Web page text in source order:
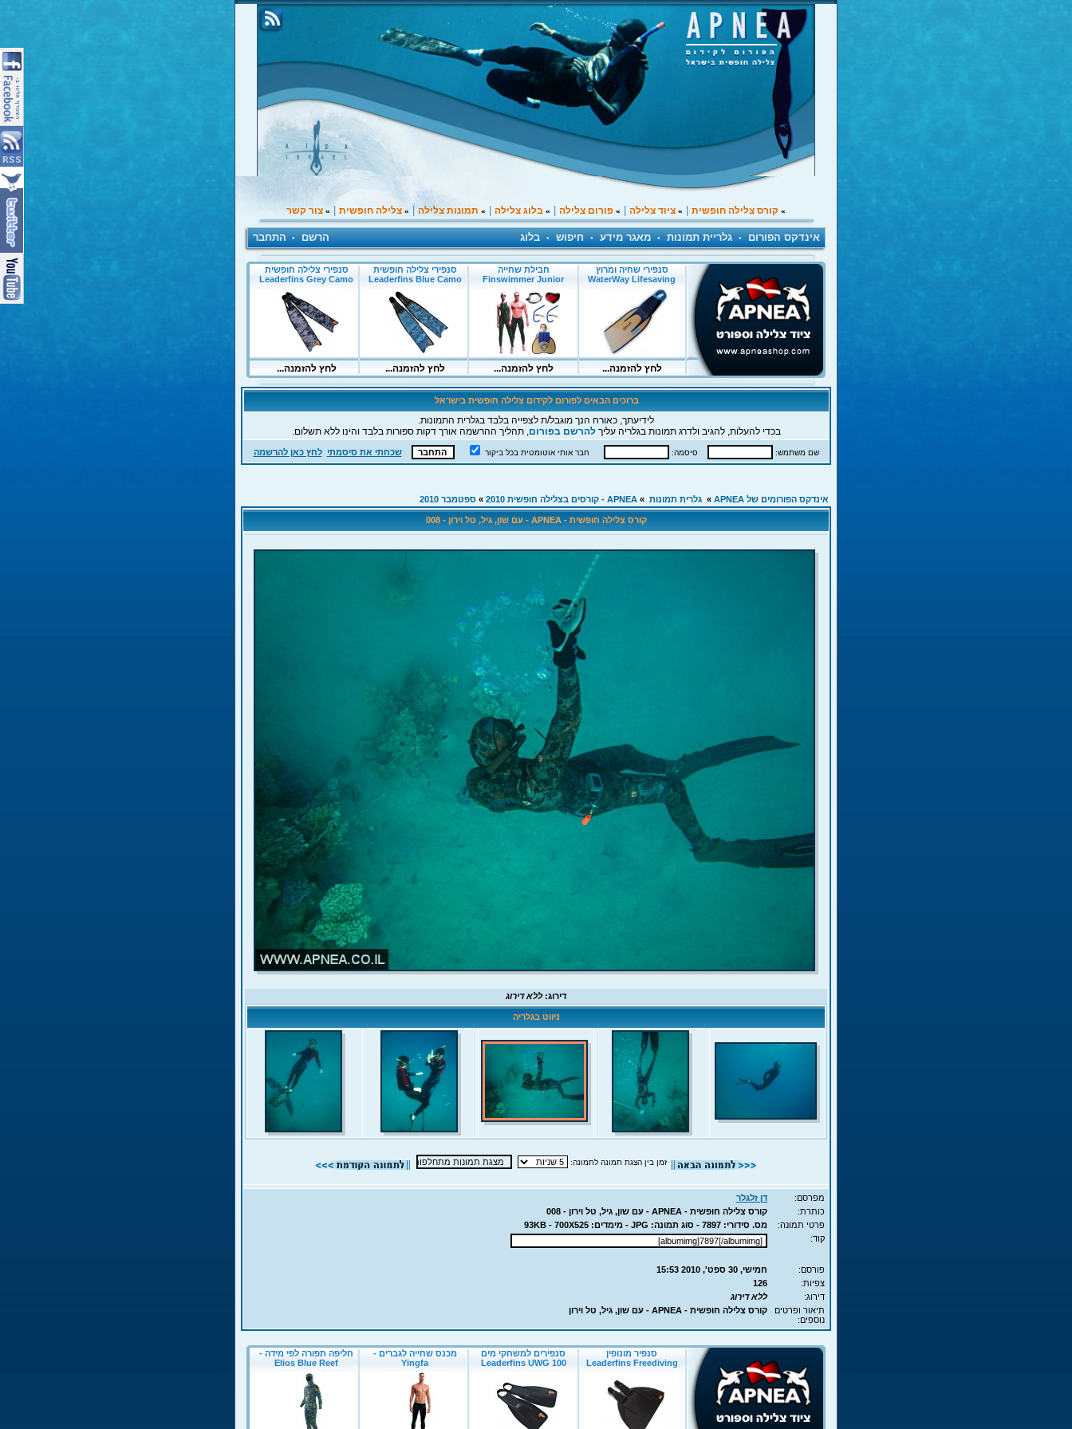
» קורס צלילה חופשית |
» ציוד צלילה |
» פורום צלילה |
» בלוג צלילה |
» תמונות צלילה |
» צלילה חופשית |
» צור קשר
אינדקס הפורום • גלריית תמונות • מאגר מידע • חיפוש • בלוג הרשם • התחבר
ברוכים הבאים לפורום לקידום צלילה חופשית בישראל
לידיעתך, כאורח הנך מוגבל/ת לצפייה בלבד בגלרית התמונות.
בכדי להעלות, להגיב ולדרג תמונות בגלריה עליךלהרשם בפורום, תהליך ההרשמה אורך דקות ספורות בלבד והינו ללא תשלום.
שם משתמש: סיסמה: חבר אותי אוטומטית בכל ביקור שכחתי את סיסמתי לחץ כאן להרשמה
אינדקס הפורומים של APNEA » גלרית תמונות » APNEA - קורסים בצלילה חופשית 2010 » ספטמבר 2010
קורס צלילה חופשית - APNEA - עם שון, גיל, טל וירון - 008
דירוג:ללא דירוג
ניווט בגלריה
זמן בין הצגת תמונה לתמונה:
מפרסם:
דן זלגלר
כותרת:
קורס צלילה חופשית - APNEA - עם שון, גיל, טל וירון - 008
פרטי תמונה:
מס. סידורי: 7897 - סוג תמונה: JPG - מימדים: 93KB - 700X525
קוד:
פורסם:
חמישי, 30 ספט', 2010 15:53
צפיות:
126
דירוג:
ללא דירוג
תיאור ופרטים
נוספים:
קורס צלילה חופשית - APNEA - עם שון, גיל, טל וירון